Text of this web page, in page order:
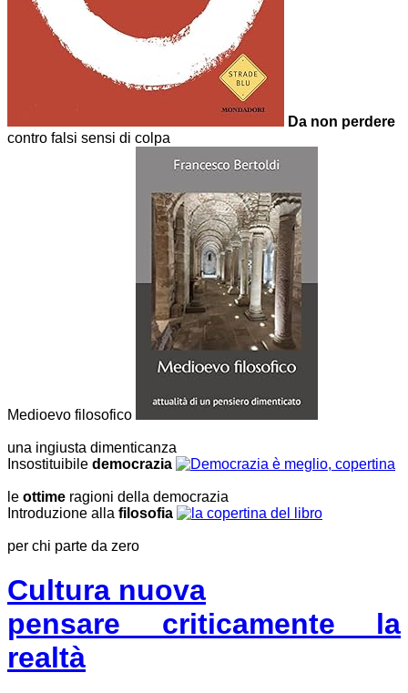
Da non perdere
contro falsi sensi di colpa
Medioevo filosofico
una ingiusta dimenticanza
Insostituibile democrazia
le ottime ragioni della democrazia
Introduzione alla filosofia
per chi parte da zero
Cultura nuova
pensare criticamente la
realtà